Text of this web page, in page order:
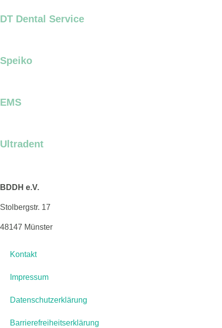
DT Dental Service
Speiko
EMS
Ultradent
BDDH e.V.
Stolbergstr. 17
48147 Münster
Kontakt
Impressum
Datenschutzerklärung
Barrierefreiheitserklärung